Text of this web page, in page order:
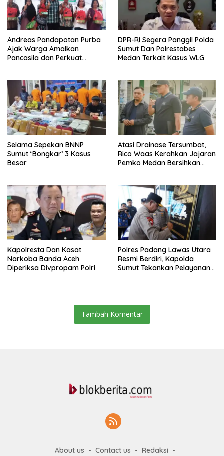
Andreas Pandapotan Purba
Ajak Warga Amalkan
Pancasila dan Perkuat
DPR-RI Segera Panggil Polda
Sumut Dan Polrestabes
Medan Terkait Kasus WLG
Selama Sepekan BNNP
Sumut ‘Bongkar’ 3 Kasus
Besar
Atasi Drainase Tersumbat,
Rico Waas Kerahkan Jajaran
Pemko Medan Bersihkan
Kapolresta Dan Kasat
Narkoba Banda Aceh
Diperiksa Divpropam Polri
Polres Padang Lawas Utara
Resmi Berdiri, Kapolda
Sumut Tekankan Pelayanan
Tambah Komentar
About us Contact us
Redaksi